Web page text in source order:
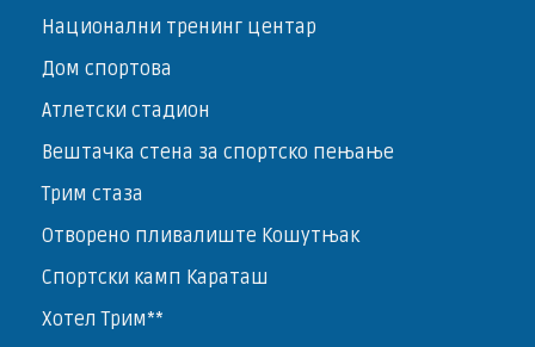
Национални тренинг центар
Дом спортова
Атлетски стадион
Вештачка стена за спортско пењање
Трим стаза
Отворено пливалиште Кошутњак
Спортски камп Караташ
Хотел Трим**